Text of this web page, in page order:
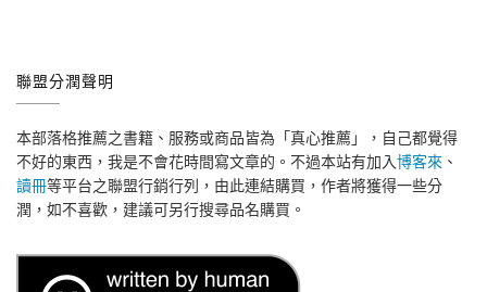
聯盟分潤聲明
本部落格推薦之書籍、服務或商品皆為「真心推薦」，自己都覺得
不好的東西，我是不會花時間寫文章的。不過本站有加入博客來 、
讀冊等平台之聯盟行銷行列，由此連結購買，作者將獲得一些分
潤，如不喜歡，建議可另行搜尋品名購買。